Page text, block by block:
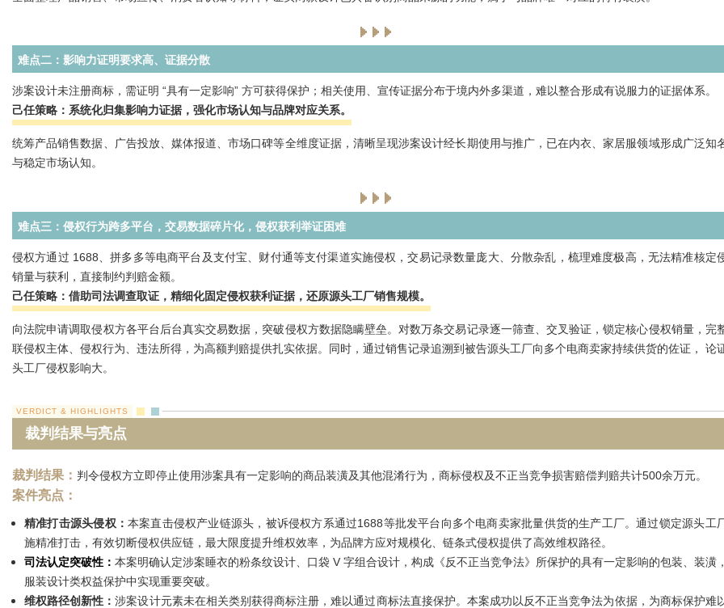
难点二：影响力证明要求高、证据分散
涉案设计未注册商标，需证明 “具有一定影响” 方可获得保护；相关使用、宣传证据分布于境内外多渠道，难以整合形成有说服力的证据体系。
己任策略：系统化归集影响力证据，强化市场认知与品牌对应关系。
统筹产品销售数据、广告投放、媒体报道、市场口碑等全维度证据，清晰呈现涉案设计经长期使用与推广，已在内衣、家居服领域形成广泛知
与稳定市场认知。
难点三：侵权行为跨多平台，交易数据碎片化，侵权获利举证困难
侵权方通过 1688、拼多多等电商平台及支付宝、财付通等支付渠道实施侵权，交易记录数量庞大、分散杂乱，梳理难度极高，无法精准核定
销量与获利，直接制约判赔金额。
己任策略：借助司法调查取证，精细化固定侵权获利证据，还原源头工厂销售规模。
向法院申请调取侵权方各平台后台真实交易数据，突破侵权方数据隐瞒壁垒。对数万条交易记录逐一筛查、交叉验证，锁定核心侵权销量，完
联侵权主体、侵权行为、违法所得，为高额判赔提供扎实依据。同时，通过销售记录追溯到被告源头工厂向多个电商卖家持续供货的佐证， 论
头工厂侵权影响大。
VERDICT & HIGHLIGHTS
裁判结果与亮点
裁判结果： 判令侵权方立即停止使用涉案具有一定影响的商品装潢及其他混淆行为，商标侵权及不正当竞争损害赔偿判赔共计500余万元。
案件亮点：
精准打击源头侵权： 本案直击侵权产业链源头，被诉侵权方系通过1688等批发平台向多个电商卖家批量供货的生产工厂。通过锁定源头工
施精准打击，有效切断侵权供应链，最大限度提升维权效率，为品牌方应对规模化、链条式侵权提供了高效维权路径。
司法认定突破性： 本案明确认定涉案睡衣的粉条纹设计、口袋 V 字组合设计，构成《反不正当竞争法》所保护的具有一定影响的包装、装潢
服装设计类权益保护中实现重要突破。
维权路径创新性：涉案设计元素未在相关类别获得商标注册，难以通过商标法直接保护。本案成功以反不正当竞争法为依据，为商标保护难